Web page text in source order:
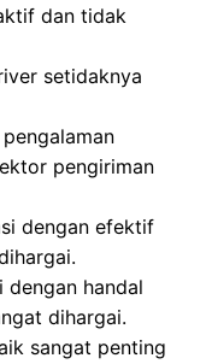
dan tidak
setidaknya
pengiriman
dengan efektif
dengan handal
dihargai.
sangat penting